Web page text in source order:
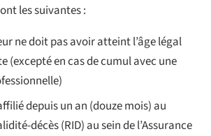
les suivantes :
ne doit pas avoir atteint l’âge légal
(excepté en cas de cumul avec une
depuis un an (douze mois) au
décès (RID) au sein de l’Assurance